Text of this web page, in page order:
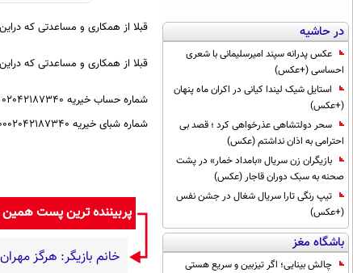
در حاشیه
عکس پدرانه سپند امیرسلیمانی با شعری
احساسی (+عکس)
استایل شیک لیندا کیانی در اکران ماه پنهان
(+عکس)
سحر دولتشاهی عذرخواهی کرد ؛ قصد بی
احترامی به اذان نداشتم (عکس)
بازیگران زن سریال «بامداد خمار» در پشت
صحنه به سبک دوران قاجار (عکس)
تیپ رنگی تارا سریال شغال در جشن نفس
(+عکس)
باشگاه مغز
چالش بینایی؛ اگر تیزبین و سریع هستی
قبلا از همکاری و مساعدتی که
قبلا از همکاری و مساعدتی که
شماره حساب خیریه 02042187340 شماره کارت خیریه 6104337733573958
شماره شبای خیریه IR930120000000002042187340 به نام خیریه همت رضا شهر
پربیننده ترین پست
خانم بازیگر: هرگز